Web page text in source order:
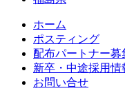
ホーム
ポスティング
配布パートナー募
新卒・中途採用情
お問い合せ